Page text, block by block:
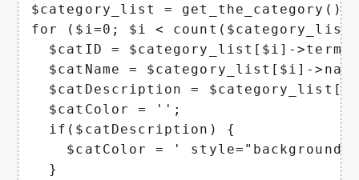
$category_list = get_the_category();
for ($i=0; $i <
$catID = $category_list[$i]-
$catName = $category_list[$i]-
$catDescription =
  $catColor = '';
  if($catDescription) {
$catColor = '
  }